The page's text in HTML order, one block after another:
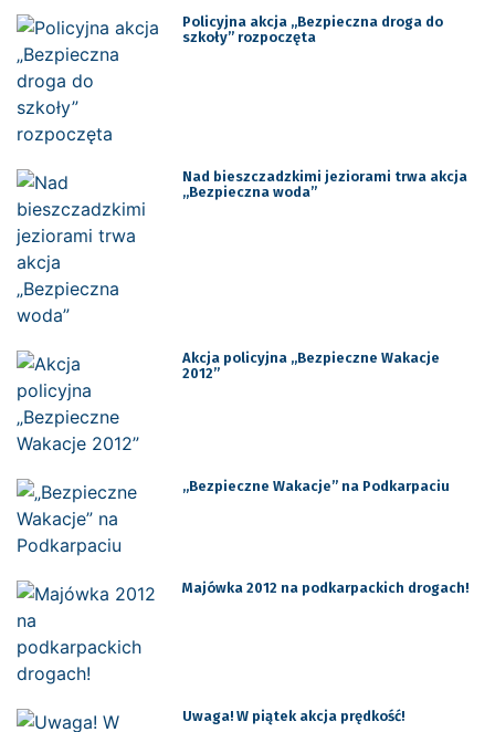
Policyjna akcja „Bezpieczna droga do
szkoły” rozpoczęta
Nad bieszczadzkimi jeziorami trwa akcja
„Bezpieczna woda”
Akcja policyjna „Bezpieczne Wakacje
2012”
„Bezpieczne Wakacje” na Podkarpaciu
Majówka 2012 na podkarpackich drogach!
Uwaga! W piątek akcja prędkość!